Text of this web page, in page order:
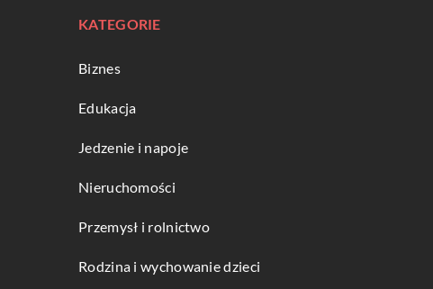
KATEGORIE
Biznes
Edukacja
Jedzenie i napoje
Nieruchomości
Przemysł i rolnictwo
Rodzina i wychowanie dzieci